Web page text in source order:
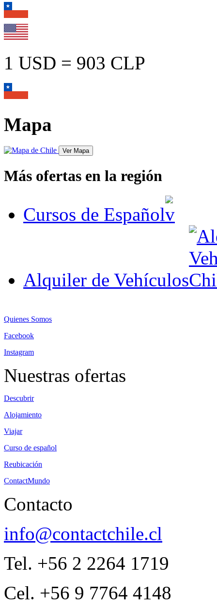
1 USD = 903 CLP
Mapa
Más ofertas en la región
Cursos de Español
Alquiler de Vehículos
Quienes Somos
Facebook
Instagram
Nuestras ofertas
Descubrir
Alojamiento
Viajar
Curso de español
Reubicación
ContactMundo
Contacto
info@contactchile.cl
Tel. +56 2 2264 1719
Cel. +56 9 7764 4148